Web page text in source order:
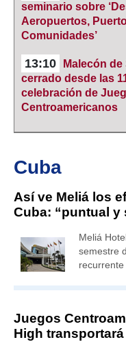
seminario sobre
Aeropuertos,
Comunidades’
13:10
Malecón de
cerrado desde las
celebración de
Centroamericanos
Cuba
Así ve Meliá los
Cuba: “puntual y
Meliá
semestre
Juegos
High